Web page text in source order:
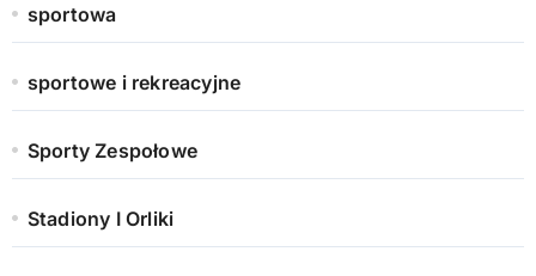
sportowa
sportowe i rekreacyjne
Sporty Zespołowe
Stadiony I Orliki